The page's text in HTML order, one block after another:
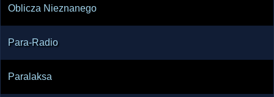
Oblicza Nieznanego
Para-Radio
Paralaksa